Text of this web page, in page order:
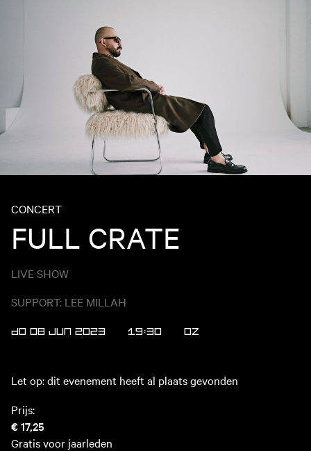
CONCERT
FULL CRATE
LIVE SHOW
SUPPORT: LEE MILLAH
DO 08 JUN 2023 19:30 OZ
Let op: dit evenement heeft al plaats gevonden
Prijs:
€ 17,25
Gratis voor jaarleden